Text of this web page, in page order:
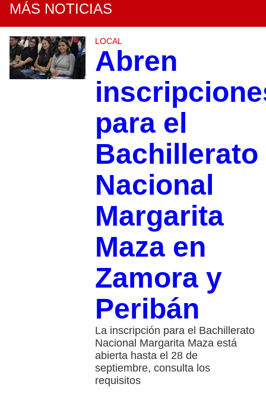
MÁS NOTICIAS
LOCAL
Abren
para el
Bachillerato
Nacional
Margarita
Maza en
Zamora y
Peribán
La inscripción para el Bachillerato
Nacional Margarita Maza está
abierta hasta el 28 de
septiembre, consulta los
requisitos